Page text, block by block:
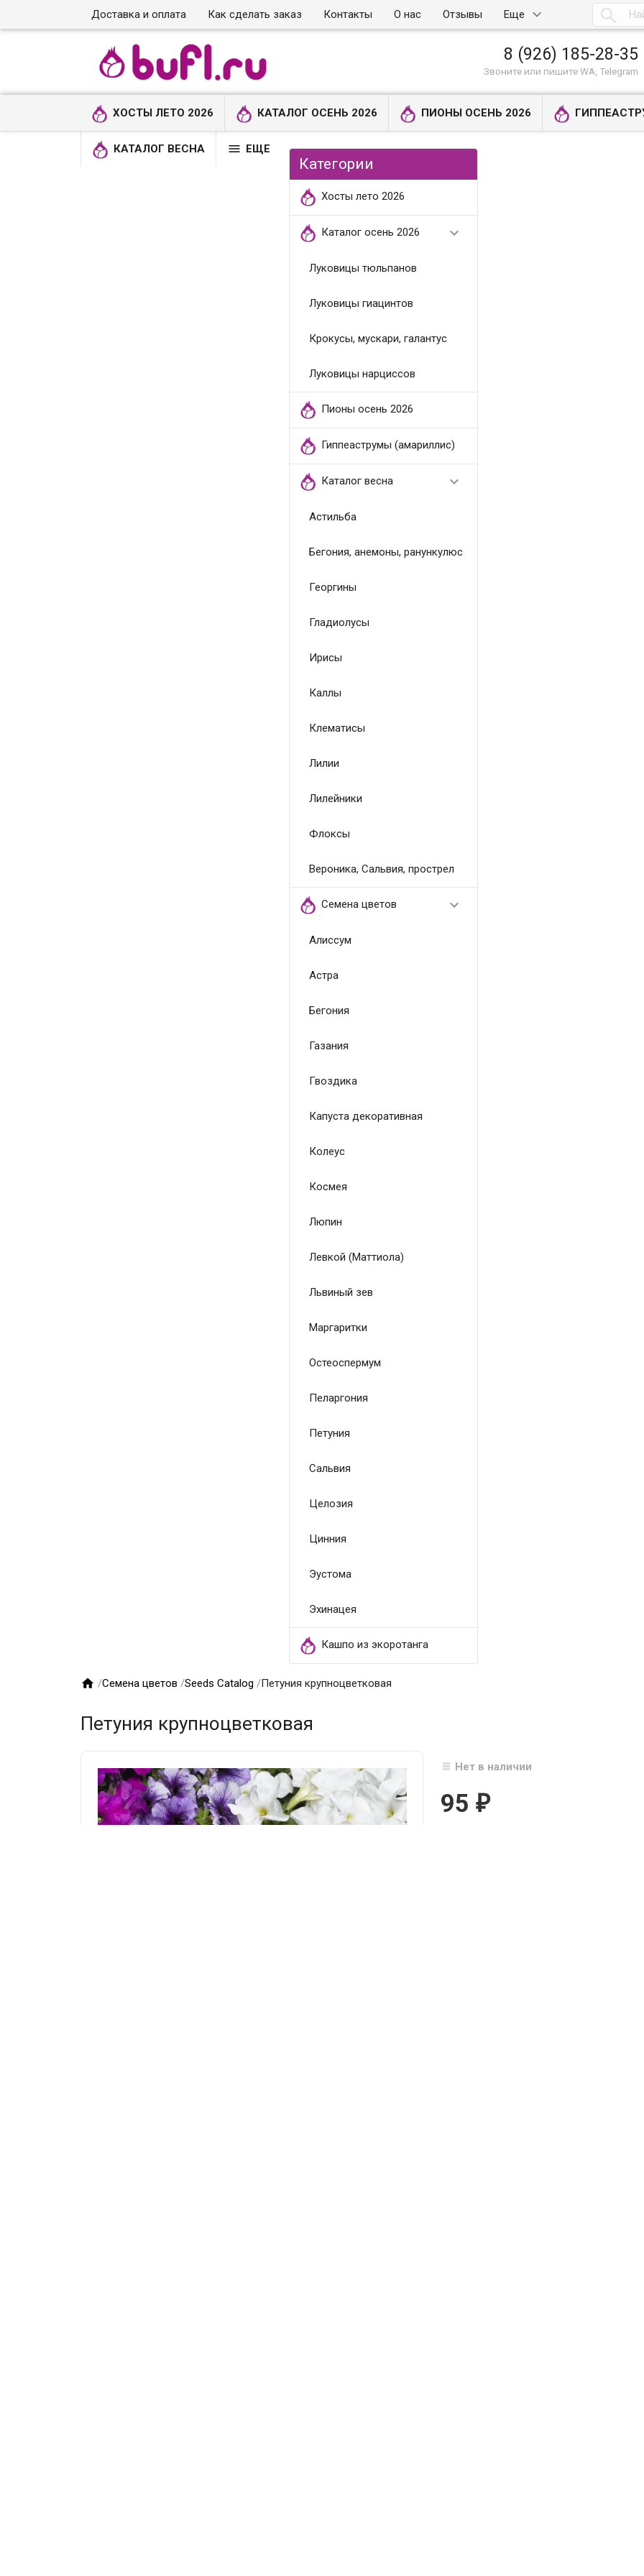
Доставка и оплата Как сделать заказ Контакты О нас Отзывы Еще 
8 (926) 185-28-35
Звоните или пишите WA, Telegram
ХОСТЫ ЛЕТО 2026 КАТАЛОГ ОСЕНЬ 2026 ПИОНЫ ОСЕНЬ 2026
КАТАЛОГ ВЕСНА  ЕЩЕ
Категории
Хосты лето 2026
Каталог осень 2026 
Луковицы тюльпанов
Луковицы гиацинтов
Крокусы, мускари, галантус
Луковицы нарциссов
Пионы осень 2026
Гиппеаструмы (амариллис)
Каталог весна 
Астильба
Бегония, анемоны, ранункулюс
Георгины
Гладиолусы
Ирисы
Каллы
Клематисы
Лилии
Лилейники
Флоксы
Вероника, Сальвия, прострел
Семена цветов 
Алиссум
Астра
Бегония
Газания
Гвоздика
Капуста декоративная
Колеус
Космея
Люпин
Левкой (Маттиола)
Львиный зев
Маргаритки
Остеоспермум
Пеларгония
Петуния
Сальвия
Целозия
Цинния
Эустома
Эхинацея
Кашпо из экоротанга
 /Семена цветов /Seeds Catalog /Петуния крупноцветковая
Петуния крупноцветковая
Нет в наличии
95 ₽